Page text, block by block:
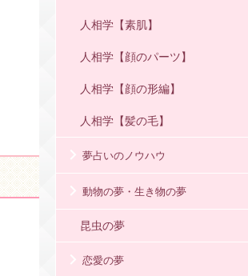
人相学【素肌】
人相学【顔のパーツ】
人相学【顔の形編】
人相学【髪の毛】
夢占いのノウハウ
動物の夢・生き物の夢
昆虫の夢
恋愛の夢